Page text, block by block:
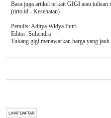
Baca juga artikel terkaitGIGIatau tulisan
(tirto.id - Kesehatan)
Penulis: Aditya Widya Putri
Editor: Suhendra
Tukang gigi menawarkan harga yang